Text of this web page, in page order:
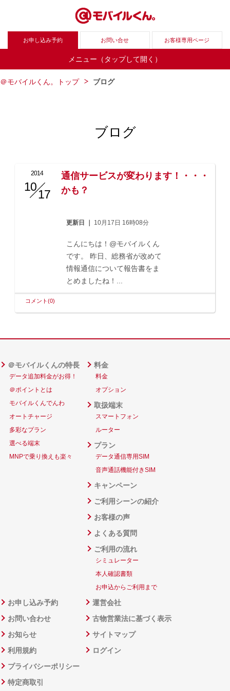
お申し込み予約 お問い合せ お客様専用ページ
メニュー（タップして開く）
＠モバイルくん。トップ ブログ
ブログ
2014
10
17
通信サービスが変わります！・・・
かも？
更新日 ｜ 10月17日 16時08分
こんにちは！@モバイルくん
です。 昨日、総務省が改めて
情報通信について報告書をま
とめましたね！...
コメント(0)
＠モバイルくんの特長
データ追加料金がお得！
＠ポイントとは
モバイルくんでんわ
オートチャージ
多彩なプラン
選べる端末
MNPで乗り換えも楽々
料金
料金
オプション
取扱端末
スマートフォン
ルーター
プラン
データ通信専用SIM
音声通話機能付きSIM
キャンペーン
ご利用シーンの紹介
お客様の声
よくある質問
ご利用の流れ
シミュレーター
本人確認書類
お申込からご利用まで
お申し込み予約
お問い合わせ
お知らせ
利用規約
プライバシーポリシー
特定商取引
運営会社
古物営業法に基づく表示
サイトマップ
ログイン